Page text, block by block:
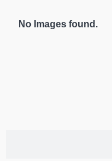
No Images found.